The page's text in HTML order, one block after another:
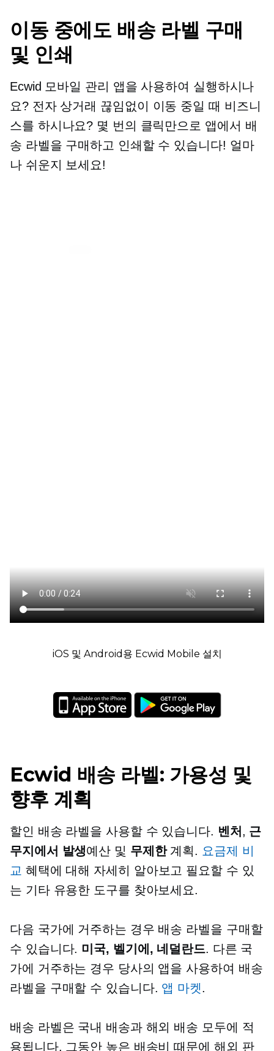
이동 중에도 배송 라벨 구매
및 인쇄
Ecwid 모바일 관리 앱을 사용하여 실행하시나
요? 전자 상거래 끊임없이 이동 중일 때 비즈니
스를 하시나요? 몇 번의 클릭만으로 앱에서 배
송 라벨을 구매하고 인쇄할 수 있습니다! 얼마
나 쉬운지 보세요!
iOS 및 Android용 Ecwid Mobile 설치
Ecwid 배송 라벨: 가용성 및
향후 계획
할인 배송 라벨을 사용할 수 있습니다. 벤처 , 근
무지에서 발생예산 및 무제한계획. 요금제 비
교 혜택에 대해 자세히 알아보고 필요할 수 있
는 기타 유용한 도구를 찾아보세요.
다음 국가에 거주하는 경우 배송 라벨을 구매할
수 있습니다. 미국, 벨기에, 네덜란드. 다른 국
가에 거주하는 경우 당사의 앱을 사용하여 배송
라벨을 구매할 수 있습니다. 앱 마켓.
배송 라벨은 국내 배송과 해외 배송 모두에 적
용됩니다. 그동안 높은 배송비 때문에 해외 판